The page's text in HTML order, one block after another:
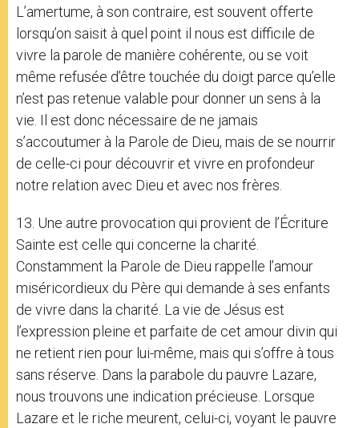
L’amertume, à son contraire, est souvent offerte
lorsqu’on saisit à quel point il nous est difficile de
vivre la parole de manière cohérente, ou se voit
même refusée d’être touchée du doigt parce qu’elle
n’est pas retenue valable pour donner un sens à la
vie. Il est donc nécessaire de ne jamais
s’accoutumer à la Parole de Dieu, mais de se nourrir
de celle-ci pour découvrir et vivre en profondeur
notre relation avec Dieu et avec nos frères.
13. Une autre provocation qui provient de l’Écriture
Sainte est celle qui concerne la charité.
Constamment la Parole de Dieu rappelle l’amour
miséricordieux du Père qui demande à ses enfants
de vivre dans la charité. La vie de Jésus est
l’expression pleine et parfaite de cet amour divin qui
ne retient rien pour lui-même, mais qui s’offre à tous
sans réserve. Dans la parabole du pauvre Lazare,
nous trouvons une indication précieuse. Lorsque
Lazare et le riche meurent, celui-ci, voyant le pauvre